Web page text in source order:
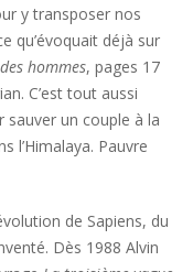
y transposer nos
qu’évoquait déjà sur
hommes, pages 17
C’est tout aussi
sauver un couple à la
l’Himalaya. Pauvre
de Sapiens, du
Dès 1988 Alvin